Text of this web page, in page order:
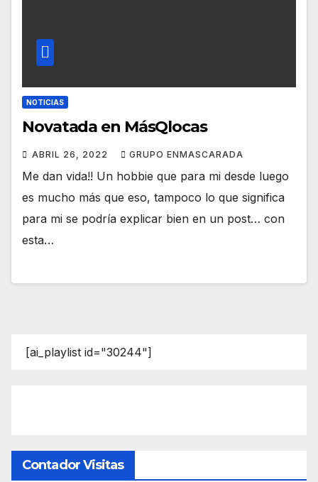
NOTICIAS
Novatada en MásQlocas
ABRIL 26, 2022 GRUPO ENMASCARADA
Me dan vida!! Un hobbie que para mi desde luego
es mucho más que eso, tampoco lo que significa
para mi se podría explicar bien en un post… con
esta…
[ai_playlist id="30244"]
Contador Visitas